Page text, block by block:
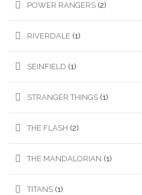
POWER RANGERS (2)
RIVERDALE (1)
SEINFIELD (1)
STRANGER THINGS (1)
THE FLASH (2)
THE MANDALORIAN (1)
TITANS (1)